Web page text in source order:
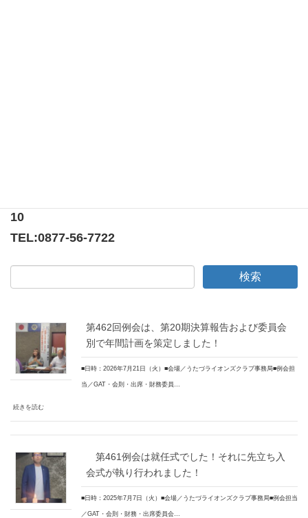
10
TEL:0877-56-7722
第462回例会は、第20期決算報告および委員会
別で年間計画を策定しました！
■日時：2026年7月21日（火）■会場／うたづライオンズクラブ事務局■例会担
当／GAT・会則・出席・財務委員…
続きを読む
第461例会は就任式でした！それに先立ち入
会式が執り行われました！
■日時：2025年7月7日（火）■会場／うたづライオンズクラブ事務局■例会担当
／GAT・会則・財務・出席委員会…